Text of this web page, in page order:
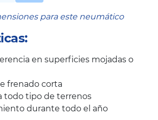
para este neumático
en superficies mojadas o
frenado corta
todo tipo de terrenos
durante todo el año